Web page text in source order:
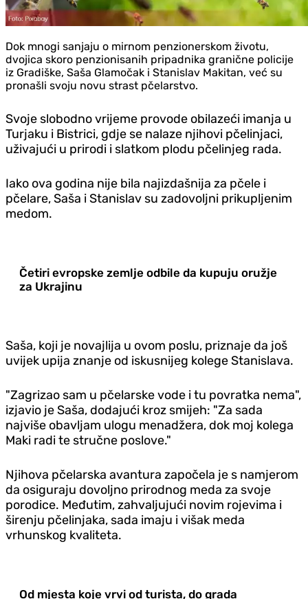
Dok mnogi sanjaju o mirnom penzionerskom životu,
dvojica skoro penzionisanih pripadnika granične policije
iz Gradiške, Saša Glamočak i Stanislav Makitan, već su
pronašli svoju novu strast pčelarstvo.
Svoje slobodno vrijeme provode obilazeći imanja u
Turjaku i Bistrici, gdje se nalaze njihovi pčelinjaci,
uživajući u prirodi i slatkom plodu pčelinjeg rada.
Iako ova godina nije bila najizdašnija za pčele i
pčelare, Saša i Stanislav su zadovoljni prikupljenim
medom.
Četiri evropske zemlje odbile da kupuju oružje
za Ukrajinu
Saša, koji je novajlija u ovom poslu, priznaje da još
uvijek upija znanje od iskusnijeg kolege Stanislava.
"Zagrizao sam u pčelarske vode i tu povratka nema",
izjavio je Saša, dodajući kroz smijeh: "Za sada
najviše obavljam ulogu menadžera, dok moj kolega
Maki radi te stručne poslove."
Njihova pčelarska avantura započela je s namjerom
da osiguraju dovoljno prirodnog meda za svoje
porodice. Međutim, zahvaljujući novim rojevima i
širenju pčelinjaka, sada imaju i višak meda
vrhunskog kvaliteta.
Od mjesta koje vrvi od turista, do grada